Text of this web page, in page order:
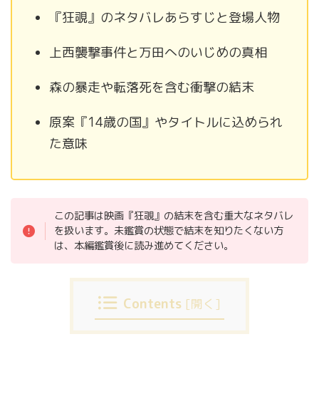
『狂覗』のネタバレあらすじと登場人物
上西襲撃事件と万田へのいじめの真相
森の暴走や転落死を含む衝撃の結末
原案『14歳の国』やタイトルに込められ
た意味
この記事は映画『狂覗』の結末を含む重大なネタバレ
を扱います。未鑑賞の状態で結末を知りたくない方
は、本編鑑賞後に読み進めてください。
Contents [開く ]